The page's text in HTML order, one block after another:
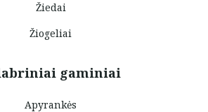
Žiedai
Žiogeliai
gaminiai
Apyrankės